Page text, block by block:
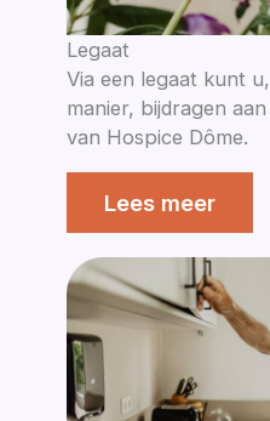
Legaat
Via een legaat kunt
manier, bijdragen
van Hospice Dôme.
Lees meer